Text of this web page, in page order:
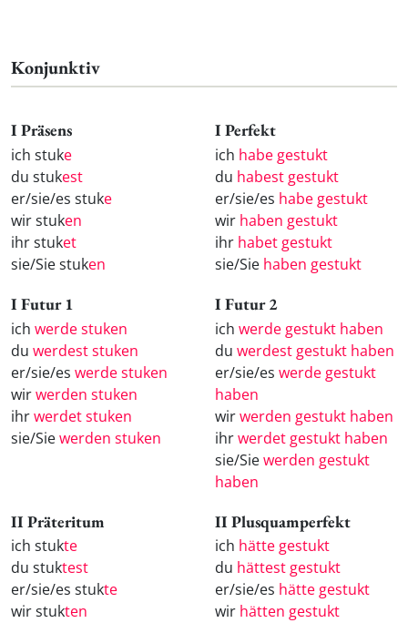
Konjunktiv
I Präsens
ich stuke
du stukest
er/sie/es stuke
wir stuken
ihr stuket
sie/Sie stuken
I Perfekt
ich habe gestukt
du habest gestukt
er/sie/es habe gestukt
wir haben gestukt
ihr habet gestukt
sie/Sie haben gestukt
I Futur 1
ich werde stuken
du werdest stuken
er/sie/es werde stuken
wirwerden stuken
ihrwerdet stuken
sie/Siewerden stuken
I Futur 2
ich werde gestukt haben
du werdest gestukt haben
er/sie/es werde gestukt
haben
wirwerden gestukt haben
ihrwerdet gestukt haben
sie/Siewerden gestukt
haben
II Präteritum
ich stukte
du stuktest
er/sie/es stukte
wir stukten
II Plusquamperfekt
ich hätte gestukt
du hättest gestukt
er/sie/es hätte gestukt
wir hätten gestukt